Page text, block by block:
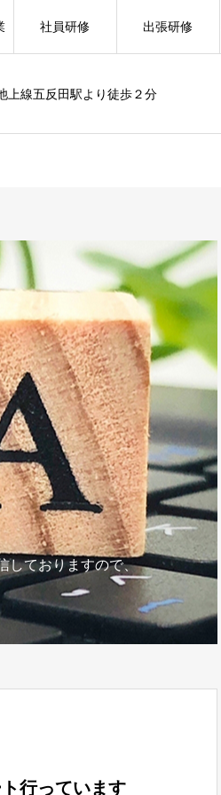
線五反田駅より徒歩２分
社員研修 出張研修
しておりますので、
行っています